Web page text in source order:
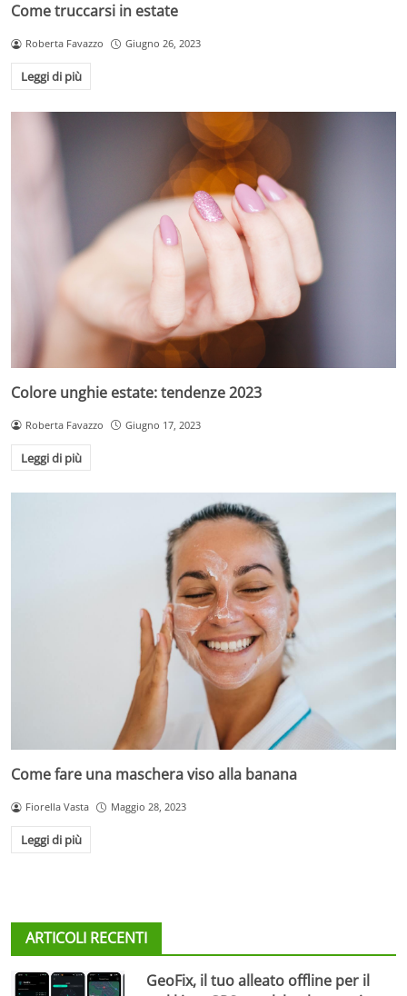
Come truccarsi in estate
Roberta Favazzo Giugno 26, 2023
Leggi di più
Colore unghie estate: tendenze 2023
Roberta Favazzo Giugno 17, 2023
Leggi di più
Come fare una maschera viso alla banana
Fiorella Vasta Maggio 28, 2023
Leggi di più
ARTICOLI RECENTI
GeoFix, il tuo alleato offline per il